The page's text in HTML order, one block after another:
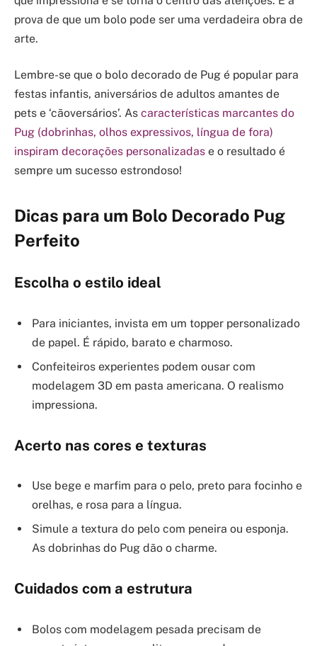
prova de que um bolo pode ser uma verdadeira obra de
arte.
Lembre-se que o bolo decorado de Pug é popular para
festas infantis, aniversários de adultos amantes de
pets e ‘cãoversários’. As características marcantes do
Pug (dobrinhas, olhos expressivos, língua de fora)
inspiram decorações personalizadas e o resultado é
sempre um sucesso estrondoso!
Dicas para um Bolo Decorado Pug
Perfeito
Escolha o estilo ideal
Para iniciantes, invista em um topper personalizado
de papel. É rápido, barato e charmoso.
Confeiteiros experientes podem ousar com
modelagem 3D em pasta americana. O realismo
impressiona.
Acerto nas cores e texturas
Use bege e marfim para o pelo, preto para focinho e
orelhas, e rosa para a língua.
Simule a textura do pelo com peneira ou esponja.
As dobrinhas do Pug dão o charme.
Cuidados com a estrutura
Bolos com modelagem pesada precisam de